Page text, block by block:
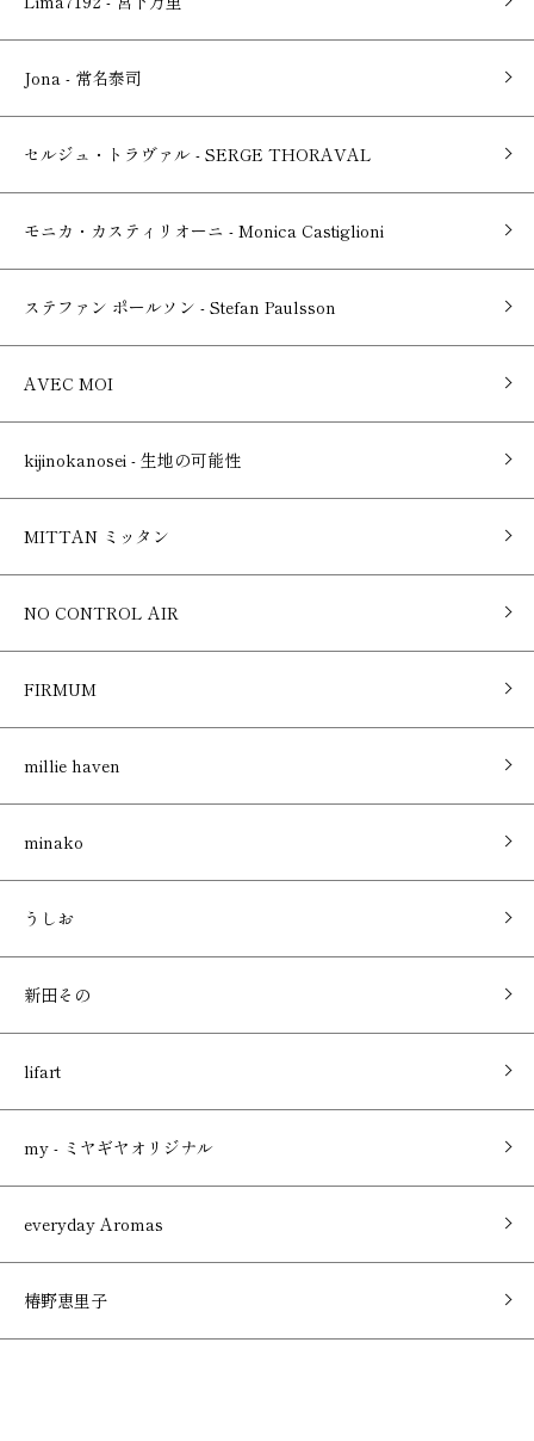
Jona - 常名泰司
セルジュ・トラヴァル - SERGE THORAVAL
モニカ・カスティリオーニ - Monica Castiglioni
ステファン ポールソン - Stefan Paulsson
AVEC MOI
kijinokanosei - 生地の可能性
MITTAN ミッタン
NO CONTROL AIR
FIRMUM
millie haven
minako
うしお
新田その
lifart
my - ミヤギヤオリジナル
everyday Aromas
椿野恵里子